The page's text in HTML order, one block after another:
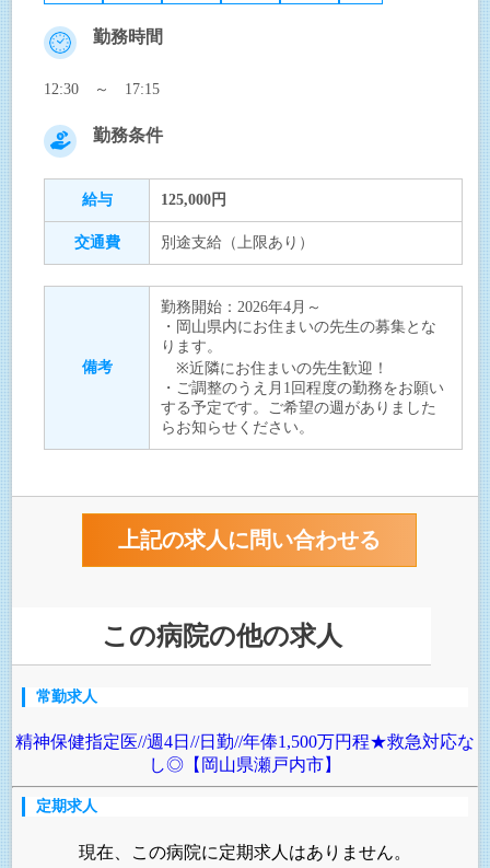
勤務時間
12:30 ～ 17:15
勤務条件
給与 125,000円
交通費 別途支給（上限あり）
備考
勤務開始：2026年4月～
・岡山県内にお住まいの先生の募集とな
ります。
※近隣にお住まいの先生歓迎！
・ご調整のうえ月1回程度の勤務をお願い
する予定です。ご希望の週がありました
らお知らせください。
この病院の他の求人
常勤求人
精神保健指定医//週4日//日勤//年俸1,500万円程★救急対応な
し◎【岡山県瀬戸内市】
定期求人
現在、この病院に定期求人はありません。